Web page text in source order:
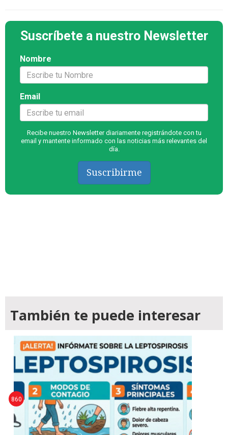
Suscríbete a nuestro Newsletter
Nombre
Email
Recibe nuestro Newsletter diariamente registrándote con tu
email y mantente informado con las noticias más relevantes del
día.
Suscribirme
También te puede interesar
860